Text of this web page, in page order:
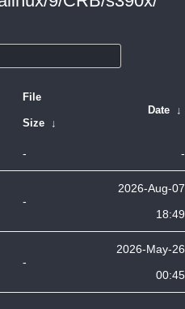
File
Size ↓
Date ↓
- -
-
2026-Aug-07
18:49
-
2026-May-26
00:45